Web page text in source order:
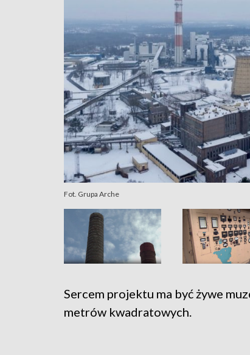
Fot. Grupa Arche
Sercem projektu ma być żywe
metrów kwadratowych.